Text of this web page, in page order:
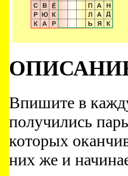
Впишите в
получились
которых
них же и